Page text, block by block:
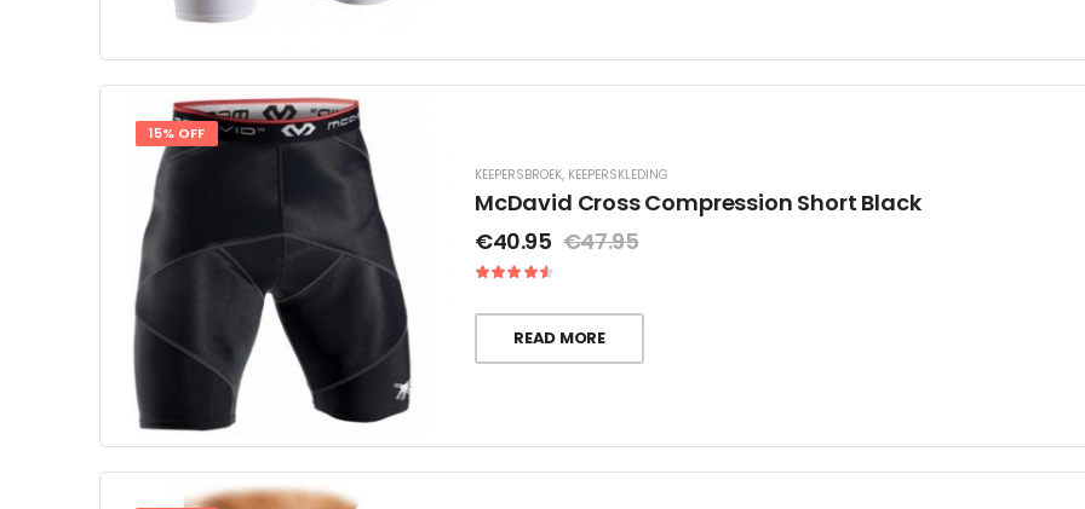
15% OFF
KEEPERSBROEK, KEEPERSKLEDING
McDavid Cross Compression Short Black
€40.95 €47.95
READ MORE